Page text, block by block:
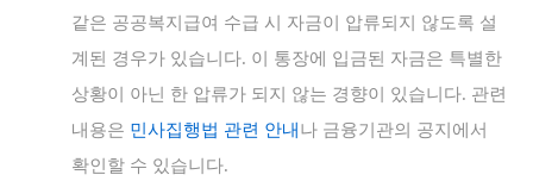
같은 공공복지급여 수급 시 자금이 압류되지 않도록 설
계된 경우가 있습니다. 이 통장에 입금된 자금은 특별한
상황이 아닌 한 압류가 되지 않는 경향이 있습니다. 관련
내용은 민사집행법 관련 안내 나 금융기관의 공지에서
확인할 수 있습니다.